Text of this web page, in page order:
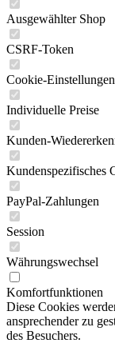
Ausgewählter Shop
CSRF-Token
Cookie-Einstellungen
Individuelle Preise
Kunden-
Kundenspezifisches
PayPal-Zahlungen
Session
Währungswechsel
Komfortfunktionen
Diese Cookies
ansprechender zu
des Besuchers.